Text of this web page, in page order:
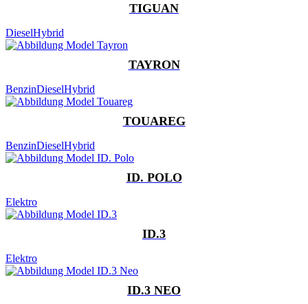
TIGUAN
DieselHybrid
TAYRON
BenzinDieselHybrid
TOUAREG
BenzinDieselHybrid
ID. POLO
Elektro
ID.3
Elektro
ID.3 NEO